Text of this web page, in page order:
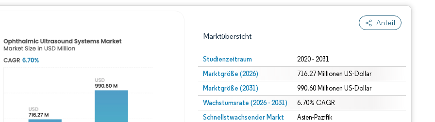
Anteil
Marktübersicht
Studienzeitraum 2020 - 2031
Marktgröße (2026) 716.27 Millionen US-Dollar
Marktgröße (2031) 990.60 Millionen US-Dollar
Wachstumsrate (2026 - 2031) 6.70% CAGR
Schnellstwachsender Markt Asien-Pazifik